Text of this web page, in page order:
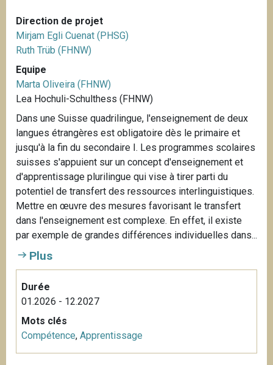
Direction de projet
Mirjam Egli Cuenat (PHSG)
Ruth Trüb (FHNW)
Equipe
Marta Oliveira (FHNW)
Lea Hochuli-Schulthess (FHNW)
Dans une Suisse quadrilingue, l'enseignement de deux
langues étrangères est obligatoire dès le primaire et
jusqu'à la fin du secondaire I. Les programmes scolaires
suisses s'appuient sur un concept d'enseignement et
d'apprentissage plurilingue qui vise à tirer parti du
potentiel de transfert des ressources interlinguistiques.
Mettre en œuvre des mesures favorisant le transfert
dans l'enseignement est complexe. En effet, il existe
par exemple de grandes différences individuelles dans...
Plus
Durée
01.2026 - 12.2027
Mots clés
Compétence, Apprentissage